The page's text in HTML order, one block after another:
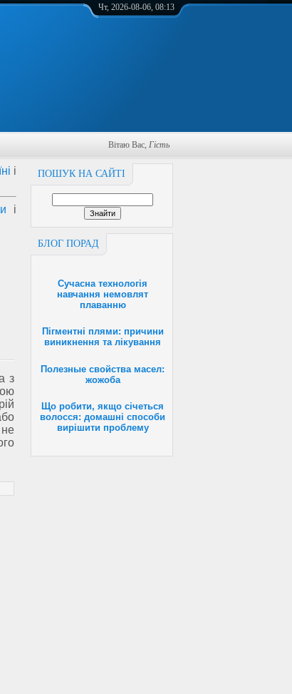
Чт, 2026-08-06, 08:13
Вітаю Вас, Гість
ПОШУК НА САЙТІ
БЛОГ ПОРАД
Сучасна технологія
навчання немовлят
плаванню
Пігментні плями: причини
виникнення та лікування
Полезные свойства масел:
жожоба
Що робити, якщо січеться
волосся: домашні способи
вирішити проблему
і
і
з